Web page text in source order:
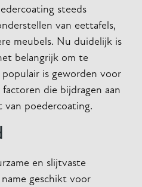
steeds
van eettafels,
meubels. Nu duidelijk is
belangrijk om te
is geworden voor
die bijdragen aan
van poedercoating.
en slijtvaste
geschikt voor